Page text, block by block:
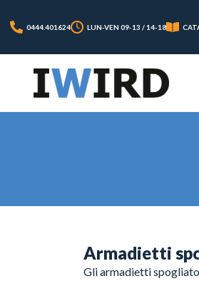
0444.401624 LUN-VEN 09-13 / 14-18
Armadietti
Gli armadietti